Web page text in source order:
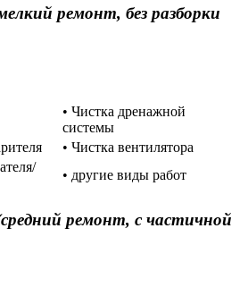
ремонт, без разборки
• Чистка дренажной
системы
• Чистка вентилятора
• другие виды работ
ремонт, с частичной